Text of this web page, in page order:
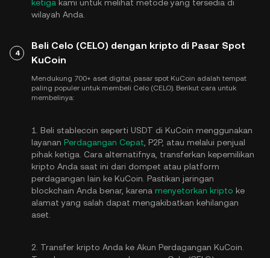
ketiga kami untuk melihat metode yang tersedia di
wilayah Anda.
4
Beli Celo (CELO) dengan kripto di Pasar Spot
KuCoin
Mendukung 700+ aset digital, pasar spot KuCoin adalah tempat
paling populer untuk membeli Celo (CELO). Berikut cara untuk
membelinya:
1. Beli stablecoin seperti USDT di KuCoin menggunakan
layanan Perdagangan Cepat , P2P, atau melalui penjual
pihak ketiga. Cara alternatifnya, transferkan kepemilikan
kripto Anda saat ini dari dompet atau platform
perdagangan lain ke KuCoin. Pastikan jaringan
blockchain Anda benar, karena menyetorkan kripto ke
alamat yang salah dapat mengakibatkan kehilangan
aset.
2. Transfer kripto Anda ke Akun Perdagangan KuCoin.